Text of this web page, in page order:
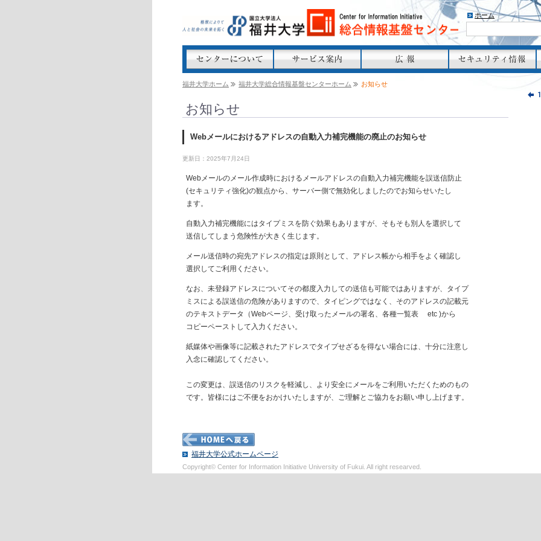
ホーム
福井大学ホーム 福井大学総合情報基盤センターホーム お知らせ
お知らせ
Webメールにおけるアドレスの自動入力補完機能の廃止のお知らせ
更新日：2025年7月24日
Webメールのメール作成時におけるメールアドレスの自動入力補完機能を誤送信防止
(セキュリティ強化)の観点から、サーバー側で無効化しましたのでお知らせいたし
ます。
自動入力補完機能にはタイプミスを防ぐ効果もありますが、そもそも別人を選択して
送信してしまう危険性が大きく生じます。
メール送信時の宛先アドレスの指定は原則として、アドレス帳から相手をよく確認し
選択してご利用ください。
なお、未登録アドレスについてその都度入力しての送信も可能ではありますが、タイプ
ミスによる誤送信の危険がありますので、タイピングではなく、そのアドレスの記載元
のテキストデータ（Webページ、受け取ったメールの署名、各種一覧表 etc )から
コピーペーストして入力ください。
紙媒体や画像等に記載されたアドレスでタイプせざるを得ない場合には、十分に注意し
入念に確認してください。
この変更は、誤送信のリスクを軽減し、より安全にメールをご利用いただくためのもの
です。皆様にはご不便をおかけいたしますが、ご理解とご協力をお願い申し上げます。
福井大学公式ホームページ
Copyright© Center for Information Initiative University of Fukui. All right researved.